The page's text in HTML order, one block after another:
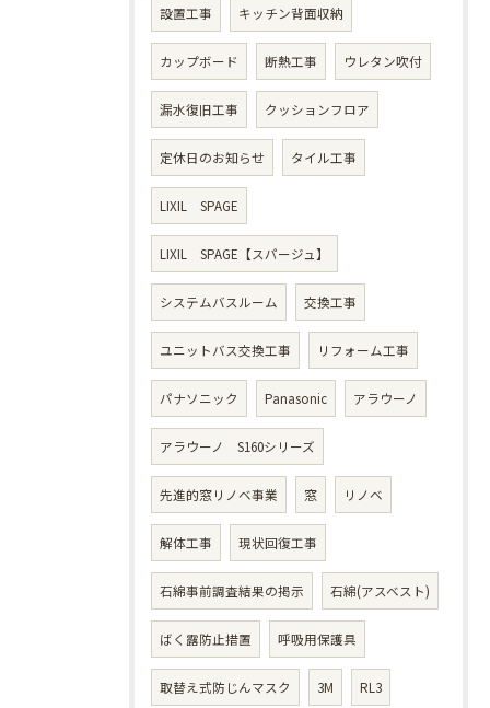
設置工事 キッチン背面収納
カップボード 断熱工事 ウレタン吹付
漏水復旧工事 クッションフロア
定休日のお知らせ タイル工事
LIXIL SPAGE
LIXIL SPAGE【スパージュ】
システムバスルーム 交換工事
ユニットバス交換工事 リフォーム工事
パナソニック Panasonic アラウーノ
アラウーノ S160シリーズ
先進的窓リノベ事業 窓 リノベ
解体工事 現状回復工事
石綿事前調査結果の掲示 石綿(アスベスト)
ばく露防止措置 呼吸用保護具
取替え式防じんマスク 3M RL3